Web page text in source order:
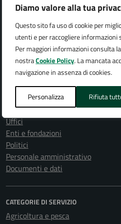
Diamo valore alla tua
Questo sito fa uso di cookie per
utenti e per raccogliere informazioni
Per maggiori informazioni consulta
nostraCookie Policy. La mancata
navigazione in assenza di cookies.
Personalizza Rifiuta
Città di Arona
AMMINISTRAZIONE
Organi di governo
Aree amministrative
Uffici
Enti e fondazioni
Politici
Personale amministrativo
Documenti e dati
CATEGORIE DI SERVIZIO
Agricoltura e pesca